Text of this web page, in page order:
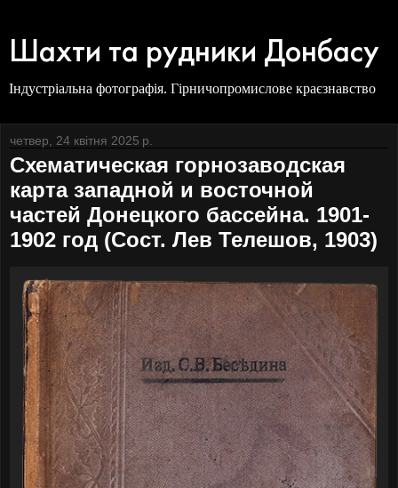
Шахти та рудники Донбасу
Індустріальна фотографія. Гірничопромислове краєзнавство
четвер, 24 квітня 2025 р.
Схематическая горнозаводская
карта западной и восточной
частей Донецкого бассейна. 1901-
1902 год (Сост. Лев Телешов, 1903)